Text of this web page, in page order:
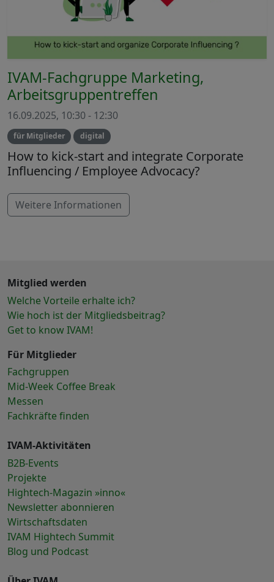
IVAM-Fachgruppe Marketing,
Arbeitsgruppentreffen
16.09.2025, 10:30 - 12:30
für Mitglieder digital
How to kick-start and integrate Corporate
Influencing / Employee Advocacy?
Weitere Informationen
Mitglied werden
Welche Vorteile erhalte ich?
Wie hoch ist der Mitgliedsbeitrag?
Get to know IVAM!
Für Mitglieder
Fachgruppen
Mid-Week Coffee Break
Messen
Fachkräfte finden
IVAM-Aktivitäten
B2B-Events
Projekte
Hightech-Magazin »inno«
Newsletter abonnieren
Wirtschaftsdaten
IVAM Hightech Summit
Blog und Podcast